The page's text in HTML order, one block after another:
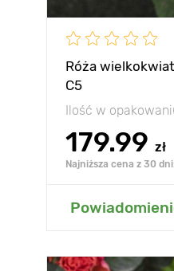
Róża
C5
Ilość w
179.99 zł
Najniższa cena z 30